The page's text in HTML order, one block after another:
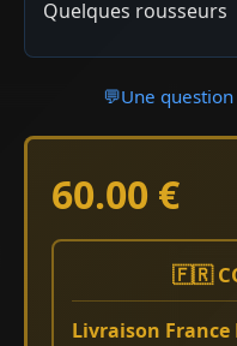
Quelques rousseurs
💬Une
60.00 €
🇫🇷
Livraison